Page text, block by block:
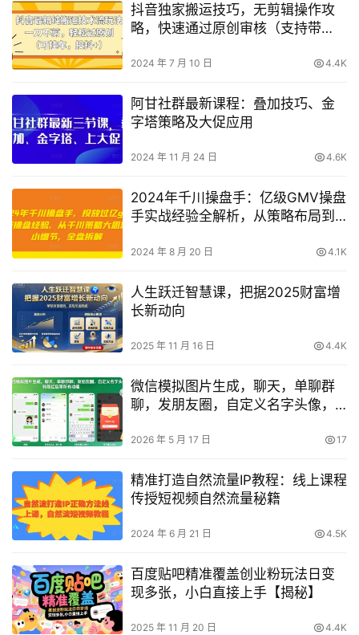
抖音独家搬运技巧，无剪辑操作攻
略，快速通过原创审核（支持带
2024 年 7 月 10 日 4.4K
阿甘社群最新课程：叠加技巧、金
字塔策略及大促应用
2024 年 11 月 24 日 4.6K
2024年千川操盘手：亿级GMV操盘
手实战经验全解析，从策略布局到
2024 年 8 月 20 日 4.1K
人生跃迁智慧课，把据2025财富增
长新动向
2025 年 11 月 16 日 4.4K
微信模拟图片生成，聊天，单聊群
聊，发朋友圈，自定义名字头像，
2026 年 5 月 17 日 17
精准打造自然流量IP教程：线上课程
传授短视频自然流量秘籍
2024 年 6 月 21 日 4.5K
百度贴吧精准覆盖创业粉玩法日变
现多张，小白直接上手【揭秘】
2025 年 11 月 20 日 4.4K